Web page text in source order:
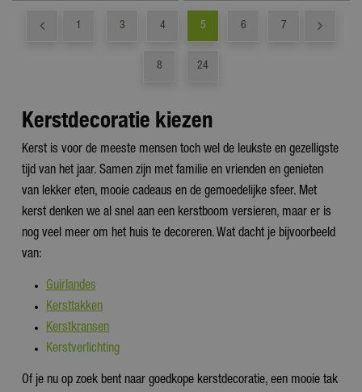
1 3 4 5 6 7
8 24
Kerstdecoratie kiezen
Kerst is voor de meeste mensen toch wel de leukste en gezelligste
tijd van het jaar. Samen zijn met familie en vrienden en genieten
van lekker eten, mooie cadeaus en de gemoedelijke sfeer. Met
kerst denken we al snel aan een kerstboom versieren, maar er is
nog veel meer om het huis te decoreren. Wat dacht je bijvoorbeeld
van:
Guirlandes
Kersttakken
Kerstkransen
Kerstverlichting
Of je nu op zoek bent naar goedkope kerstdecoratie, een mooie tak